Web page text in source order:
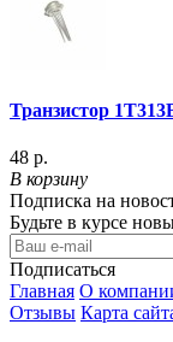
Транзистор
48 р.
В корзину
Подписка на
Будьте в курсе
Подписаться
Главная О
Отзывы Карта